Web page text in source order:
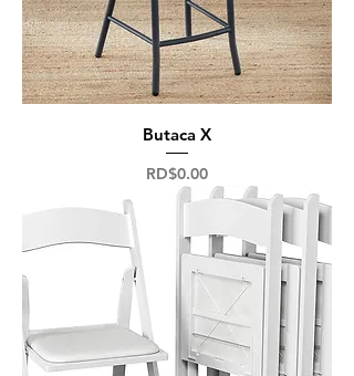
Butaca X
Precio
RD$0.00